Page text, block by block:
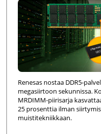
Renesas nostaa DDR5-
megasiirtoon sekunnissa.
MRDIMM-piirisarja
25 prosenttia ilman
muistitekniikkaan.